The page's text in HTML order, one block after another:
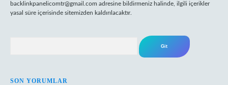
backlinkpanelicomtr@gmail.com adresine bildirmeniz halinde, ilgili içerikler
yasal süre içerisinde sitemizden kaldırılacaktır.
SON YORUMLAR